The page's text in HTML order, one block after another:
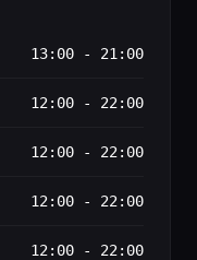
13:00 - 21:00
12:00 - 22:00
12:00 - 22:00
12:00 - 22:00
12:00 - 22:00